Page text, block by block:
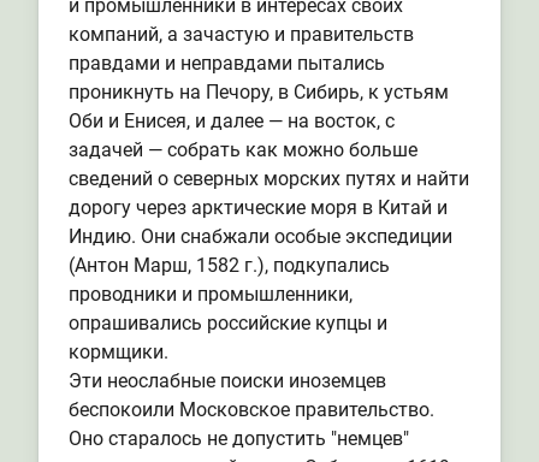
и промышленники в интересах своих
компаний, а зачастую и правительств
правдами и неправдами пытались
проникнуть на Печору, в Сибирь, к устьям
Оби и Енисея, и далее — на восток, с
задачей — собрать как можно больше
сведений о северных морских путях и найти
дорогу через арктические моря в Китай и
Индию. Они снабжали особые экспедиции
(Антон Марш, 1582 г.), подкупались
проводники и промышленники,
опрашивались российские купцы и
кормщики.
Эти неослабные поиски иноземцев
беспокоили Московское правительство.
Оно старалось не допустить "немцев"